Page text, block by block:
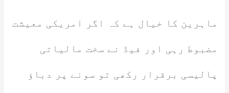
ماہرین کا خیال ہے کہ اگر امریکی معیشت
مضبوط رہی اور فیڈ نے سخت مالیاتی
پالیسی برقرار رکھی تو سونے پر دباؤ